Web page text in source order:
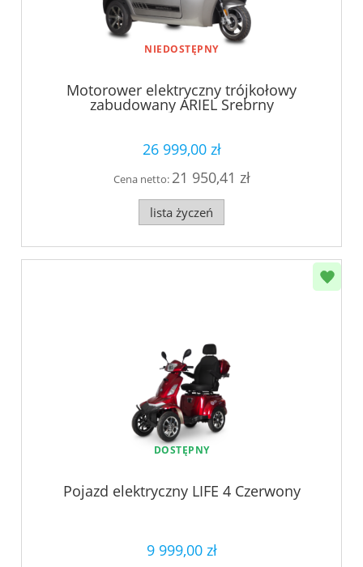
NIEDOSTĘPNY
Motorower elektryczny trójkołowy
zabudowany ARIEL Srebrny
26 999,00 zł
Cena netto: 21 950,41 zł
lista życzeń
DOSTĘPNY
Pojazd elektryczny LIFE 4 Czerwony
9 999,00 zł